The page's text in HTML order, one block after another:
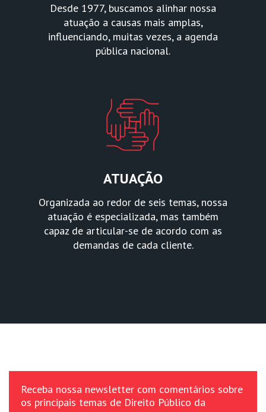
Desde 1977, buscamos alinhar nossa
atuação a causas mais amplas,
influenciando, muitas vezes, a agenda
pública nacional.
ATUAÇÃO
Organizada ao redor de seis temas, nossa
atuação é especializada, mas também
capaz de articular-se de acordo com as
demandas de cada cliente.
Receba nossa newsletter com comentários sobre
os principais temas de Direito Público da